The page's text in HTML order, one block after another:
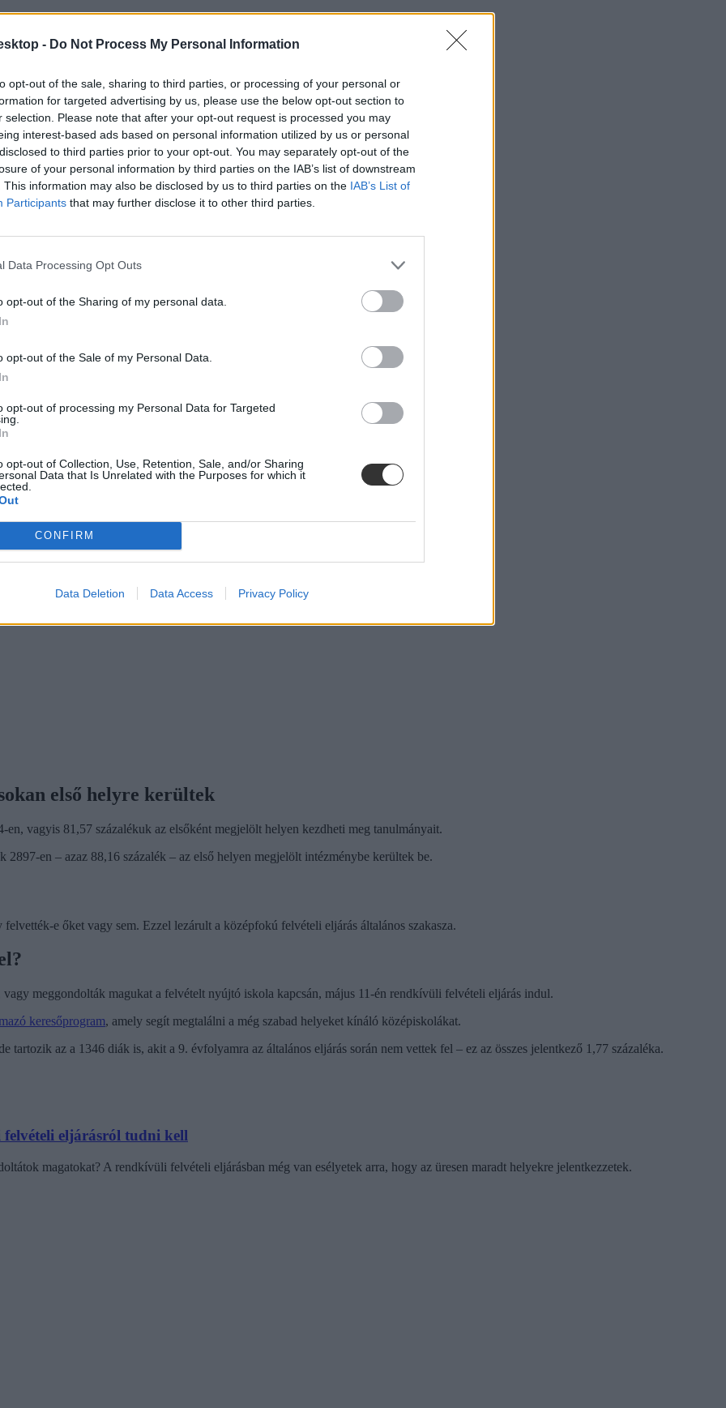
- Do Not Process My Personal Information
opt-out of the sale, sharing to third parties, or processing of your personal or
for targeted advertising by us, please use the below opt-out section to
selection. Please note that after your opt-out request is processed you may
interest-based ads based on personal information utilized by us or personal
to third parties prior to your opt-out. You may separately opt-out of the
of your personal information by third parties on the IAB’s list of downstream
This information may also be disclosed by us to third parties on the IAB’s List of
Participants that may further disclose it to other third parties.
Data Processing Opt Outs
opt-out of the Sharing of my personal data.
opt-out of the Sale of my Personal Data.
opt-out of processing my Personal Data for Targeted
opt-out of Collection, Use, Retention, Sale, and/or Sharing
Data that Is Unrelated with the Purposes for which it
CONFIRM
Data Deletion Data Access Privacy Policy
szeretett volna bekerülni.
a végleges jegyzéket?
diákot
első helyre kerültek
vagyis 81,57 százalékuk az elsőként megjelölt helyen kezdheti meg tanulmányait.
en – azaz 88,16 százalék – az első helyen megjelölt intézménybe kerültek be.
e őket vagy sem. Ezzel lezárult a középfokú felvételi eljárás általános szakasza.
meggondolták magukat a felvételt nyújtó iskola kapcsán, május 11-én rendkívüli felvételi eljárás indul.
keresőprogram, amely segít megtalálni a még szabad helyeket kínáló középiskolákat.
az a 1346 diák is, akit a 9. évfolyamra az általános eljárás során nem vettek fel – ez az összes jelentkező 1,77 százaléka.
eljárásról tudni kell
magatokat? A rendkívüli felvételi eljárásban még van esélyetek arra, hogy az üresen maradt helyekre jelentkezzetek.